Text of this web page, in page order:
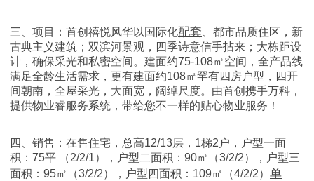
三、项目：首创禧悦风华以国际化配套 、都市品质住区，新
古典主义建筑；双滨河景观，四季诗意信手拈来；大栋距设
计，确保采光和私密空间。建面约75-108㎡空间，全产品线
满足全龄生活需求，更有建面约108㎡罕有四房户型，四开
间朝南，全屋采光，大面宽，阔绰尺度。由首创携手万科，
提供物业睿服务系统，带给您不一样的贴心物业服务！
四、销售：在售住宅，总高12/13层，1梯2户，户型一面
积：75平 （2/2/1），户型二面积：90㎡（3/2/2），户型三
面积：95㎡（3/2/2），户型四面积：109㎡（4/2/2） 单